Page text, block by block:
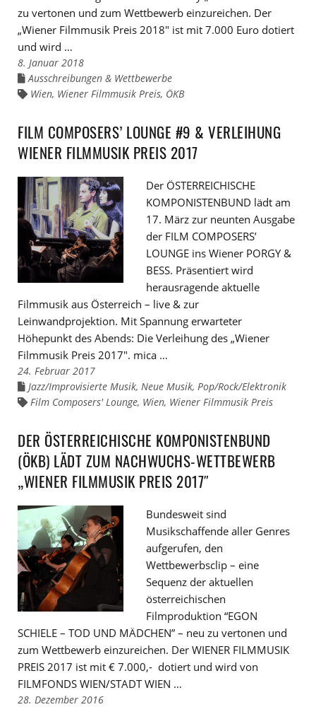
zu vertonen und zum Wettbewerb einzureichen. Der
„Wiener Filmmusik Preis 2018″ ist mit 7.000 Euro dotiert
und wird …
8. Januar 2018
Links
den
Ausschreibungen & Wettbewerbe
Links
Wien, Wiener Filmmusik Preis, ÖKB
FILM COMPOSERS’ LOUNGE #9 & VERLEIHUNG
WIENER FILMMUSIK PREIS 2017
Der ÖSTERREICHISCHE
KOMPONISTENBUND lädt am
17. März zur neunten Ausgabe
der FILM COMPOSERS’
LOUNGE ins Wiener PORGY &
BESS. Präsentiert wird
herausragende aktuelle
Filmmusik aus Österreich – live & zur
Leinwandprojektion. Mit Spannung erwarteter
Höhepunkt des Abends: Die Verleihung des „Wiener
Filmmusik Preis 2017″. mica …
24. Februar 2017
Links
zu
den
Jazz/Improvisierte Musik, Neue Musik, Pop/Rock/Elektronik
Links
Film Composers' Lounge, Wien, Wiener Filmmusik Preis
DER ÖSTERREICHISCHE KOMPONISTENBUND
(ÖKB) LÄDT ZUM NACHWUCHS-WETTBEWERB
„WIENER FILMMUSIK PREIS 2017″
Bundesweit sind
Musikschaffende aller Genres
aufgerufen, den
Wettbewerbsclip – eine
Sequenz der aktuellen
österreichischen
Filmproduktion “EGON
SCHIELE – TOD UND MÄDCHEN” – neu zu vertonen und
zum Wettbewerb einzureichen. Der WIENER FILMMUSIK
PREIS 2017 ist mit € 7.000,- dotiert und wird von
FILMFONDS WIEN/STADT WIEN …
28. Dezember 2016